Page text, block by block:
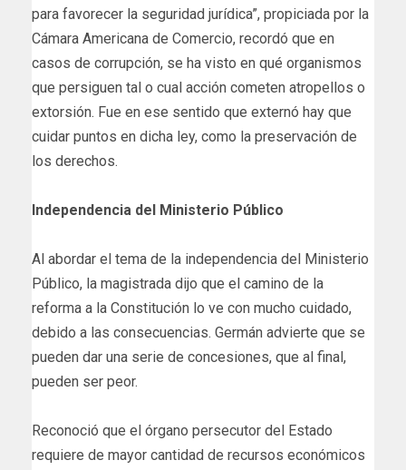
para favorecer la seguridad jurídica”, propiciada por la
Cámara Americana de Comercio, recordó que en
casos de corrupción, se ha visto en qué organismos
que persiguen tal o cual acción cometen atropellos o
extorsión. Fue en ese sentido que externó hay que
cuidar puntos en dicha ley, como la preservación de
los derechos.
Independencia del Ministerio Público
Al abordar el tema de la independencia del Ministerio
Público, la magistrada dijo que el camino de la
reforma a la Constitución lo ve con mucho cuidado,
debido a las consecuencias. Germán advierte que se
pueden dar una serie de concesiones, que al final,
pueden ser peor.
Reconoció que el órgano persecutor del Estado
requiere de mayor cantidad de recursos económicos